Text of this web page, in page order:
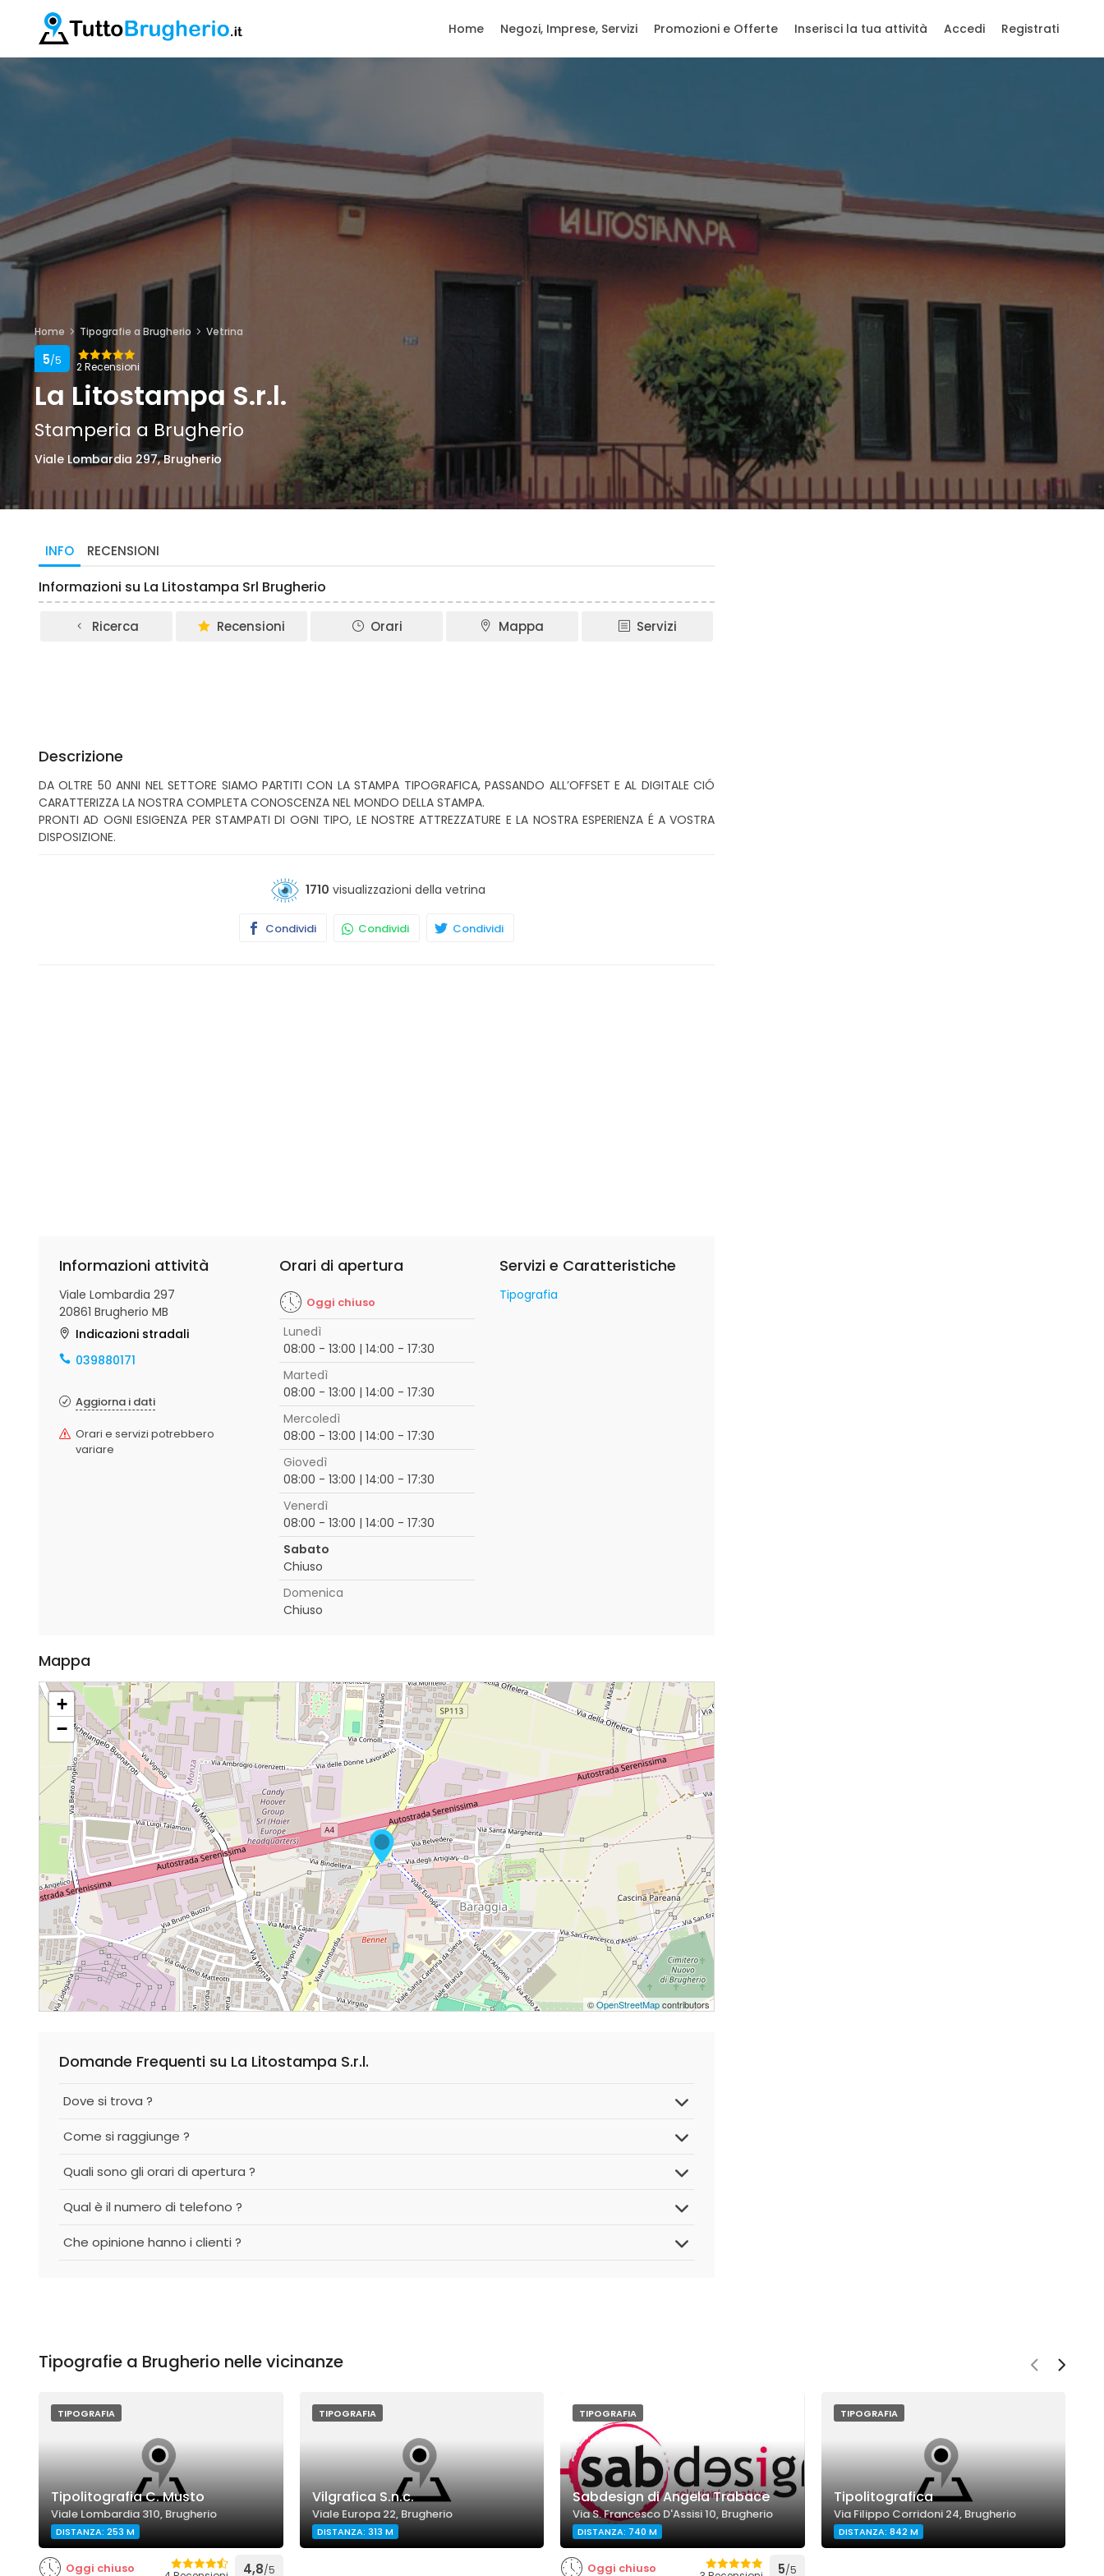
Home Negozi, Imprese, Servizi Promozioni e Offerte Inserisci la tua attività Accedi Registrati
Home Tipografie a Brugherio Vetrina
2 Recensioni
5/5
La Litostampa S.r.l.
Stamperia a Brugherio
Viale Lombardia 297, Brugherio
INFO RECENSIONI
Informazioni su La Litostampa Srl Brugherio
Ricerca Recensioni Orari Mappa Servizi
Descrizione
DA OLTRE 50 ANNI NEL SETTORE SIAMO PARTITI CON LA STAMPA TIPOGRAFICA, PASSANDO ALL’OFFSET E AL DIGITALE CIÓ
CARATTERIZZA LA NOSTRA COMPLETA CONOSCENZA NEL MONDO DELLA STAMPA.
PRONTI AD OGNI ESIGENZA PER STAMPATI DI OGNI TIPO, LE NOSTRE ATTREZZATURE E LA NOSTRA ESPERIENZA É A VOSTRA
DISPOSIZIONE.
1710 visualizzazioni della vetrina
Condividi Condividi Condividi
Informazioni attività
Viale Lombardia 297
20861 Brugherio MB
Indicazioni stradali
039880171
Aggiorna i dati
Orari e servizi potrebbero
variare
Orari di apertura
Oggi chiuso
Lunedì
08:00 - 13:00 | 14:00 - 17:30
Martedì
08:00 - 13:00 | 14:00 - 17:30
Mercoledì
08:00 - 13:00 | 14:00 - 17:30
Giovedì
08:00 - 13:00 | 14:00 - 17:30
Venerdì
08:00 - 13:00 | 14:00 - 17:30
Sabato
Chiuso
Domenica
Chiuso
Servizi e Caratteristiche
Tipografia
Mappa
+
−
©OpenStreetMapcontributors
Domande Frequenti su La Litostampa S.r.l.
Dove si trova ?
Come si raggiunge ?
Quali sono gli orari di apertura ?
Qual è il numero di telefono ?
Che opinione hanno i clienti ?
Tipografie a Brugherio nelle vicinanze
TIPOGRAFIA
Tipolitografia C. Musto
Viale Lombardia 310, Brugherio
DISTANZA: 253 M
Oggi chiuso 4,8/5
TIPOGRAFIA
Vilgrafica S.n.c.
Viale Europa 22, Brugherio
DISTANZA: 313 M
TIPOGRAFIA
Sabdesign di Angela Trabace
Via S. Francesco D'Assisi 10, Brugherio
DISTANZA: 740 M
Oggi chiuso 5/5
TIPOGRAFIA
Tipolitografica
Via Filippo Corridoni 24, Brugherio
DISTANZA: 842 M